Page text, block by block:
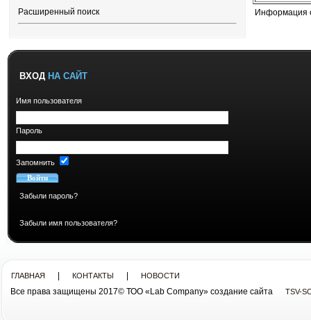
Расширенный поиск
Информация
ВХОД НА САЙТ
Имя пользователя
Пароль
Запомнить
Забыли пароль?
Забыли имя пользователя?
ГЛАВНАЯ КОНТАКТЫ НОВОСТИ
Все права защищены 2017© ТОО «Lab Company» cоздание сайта TSV-